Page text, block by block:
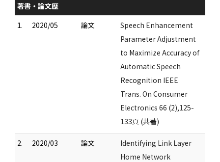
著書・論文歴
1.
2020/05 論文
Speech Enhancement
Parameter Adjustment
to Maximize Accuracy of
Automatic Speech
Recognition IEEE
Trans. On Consumer
Electronics 66 (2),125-
133頁 (共著)
2. 2020/03 論文
Identifying Link Layer
Home Network